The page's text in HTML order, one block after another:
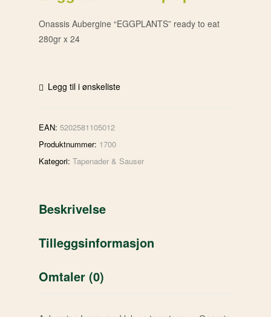
Onassis Aubergine “EGGPLANTS” ready to eat
280gr x 24
Legg til i ønskeliste
EAN: 5202581105012
Produktnummer: 1700
Kategori: Tapenader & Sauser
Beskrivelse
Tilleggsinformasjon
Omtaler (0)